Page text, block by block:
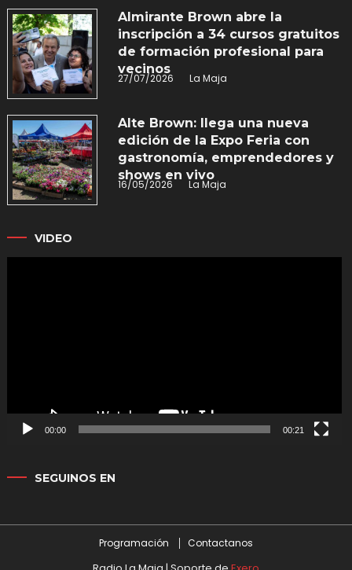
Almirante Brown abre la
inscripción a 34 cursos gratuitos
de formación profesional para
vecinos
27/07/2026 La Maja
Alte Brown: llega una nueva
edición de la Expo Feria con
gastronomía, emprendedores y
shows en vivo
16/05/2026 La Maja
VIDEO
00:00 00:21
SEGUINOS EN
Programación Contactanos